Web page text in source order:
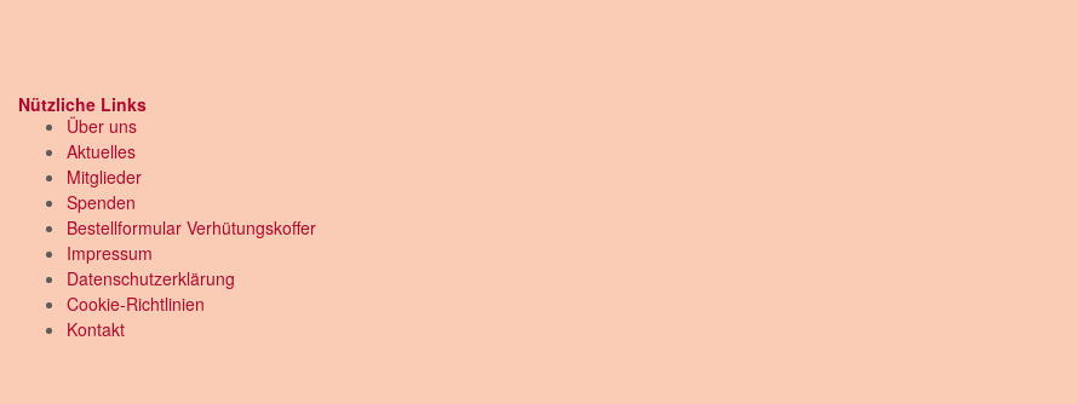
Nützliche Links
Über uns
Aktuelles
Mitglieder
Spenden
Bestellformular Verhütungskoffer
Impressum
Datenschutzerklärung
Cookie-Richtlinien
Kontakt